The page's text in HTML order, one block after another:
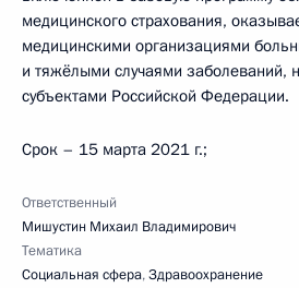
медицинского страхования,
медицинскими организациями
и тяжёлыми случаями заболеваний,
субъектами Российской Федерации.
Срок – 15 марта 2021 г.;
Ответственный
Мишустин Михаил Владимирович
Тематика
Социальная сфера,Здравоохранение